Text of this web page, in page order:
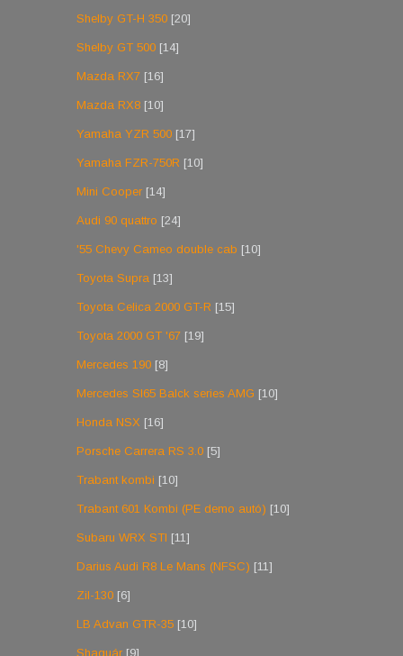
Shelby GT-H 350 [20]
Shelby GT 500 [14]
Mazda RX7 [16]
Mazda RX8 [10]
Yamaha YZR 500 [17]
Yamaha FZR-750R [10]
Mini Cooper [14]
Audi 90 quattro [24]
'55 Chevy Cameo double cab [10]
Toyota Supra [13]
Toyota Celica 2000 GT-R [15]
Toyota 2000 GT '67 [19]
Mercedes 190 [8]
Mercedes Sl65 Balck series AMG [10]
Honda NSX [16]
Porsche Carrera RS 3.0 [5]
Trabant kombi [10]
Trabant 601 Kombi (PE demo autó) [10]
Subaru WRX STI [11]
Darius Audi R8 Le Mans (NFSC) [11]
Zil-130 [6]
LB Advan GTR-35 [10]
Shaguár [9]